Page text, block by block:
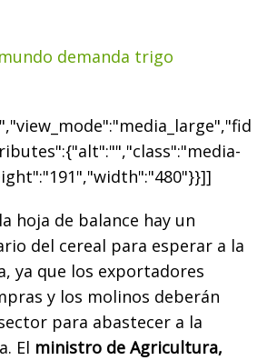
demanda trigo
hoja de balance hay un
del cereal para esperar a la
ya que los exportadores
y los molinos deberán
para abastecer a la
El ministro de Agricultura,